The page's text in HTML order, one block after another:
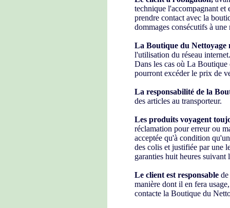
technique l'accompagnant et
prendre contact avec la
dommages consécutifs à
La Boutique du Nettoyage
l'utilisation du réseau internet.
Dans les cas où La Boutique
pourront excéder le prix de
La responsabilité de la
des articles au transporteur.
Les produits voyagent
réclamation pour erreur ou
acceptée qu'à condition
des colis et justifiée par une
garanties huit heures suivant
Le client est responsable
manière dont il en fera
contacte la Boutique du